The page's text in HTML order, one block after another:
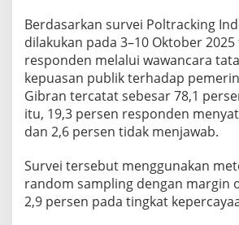
Berdasarkan survei Poltracking
dilakukan pada 3–10 Oktober
responden melalui wawancara
kepuasan publik terhadap
Gibran tercatat sebesar 78,1
itu, 19,3 persen responden
dan 2,6 persen tidak menjawab.
Survei tersebut menggunakan
random sampling dengan margin
2,9 persen pada tingkat